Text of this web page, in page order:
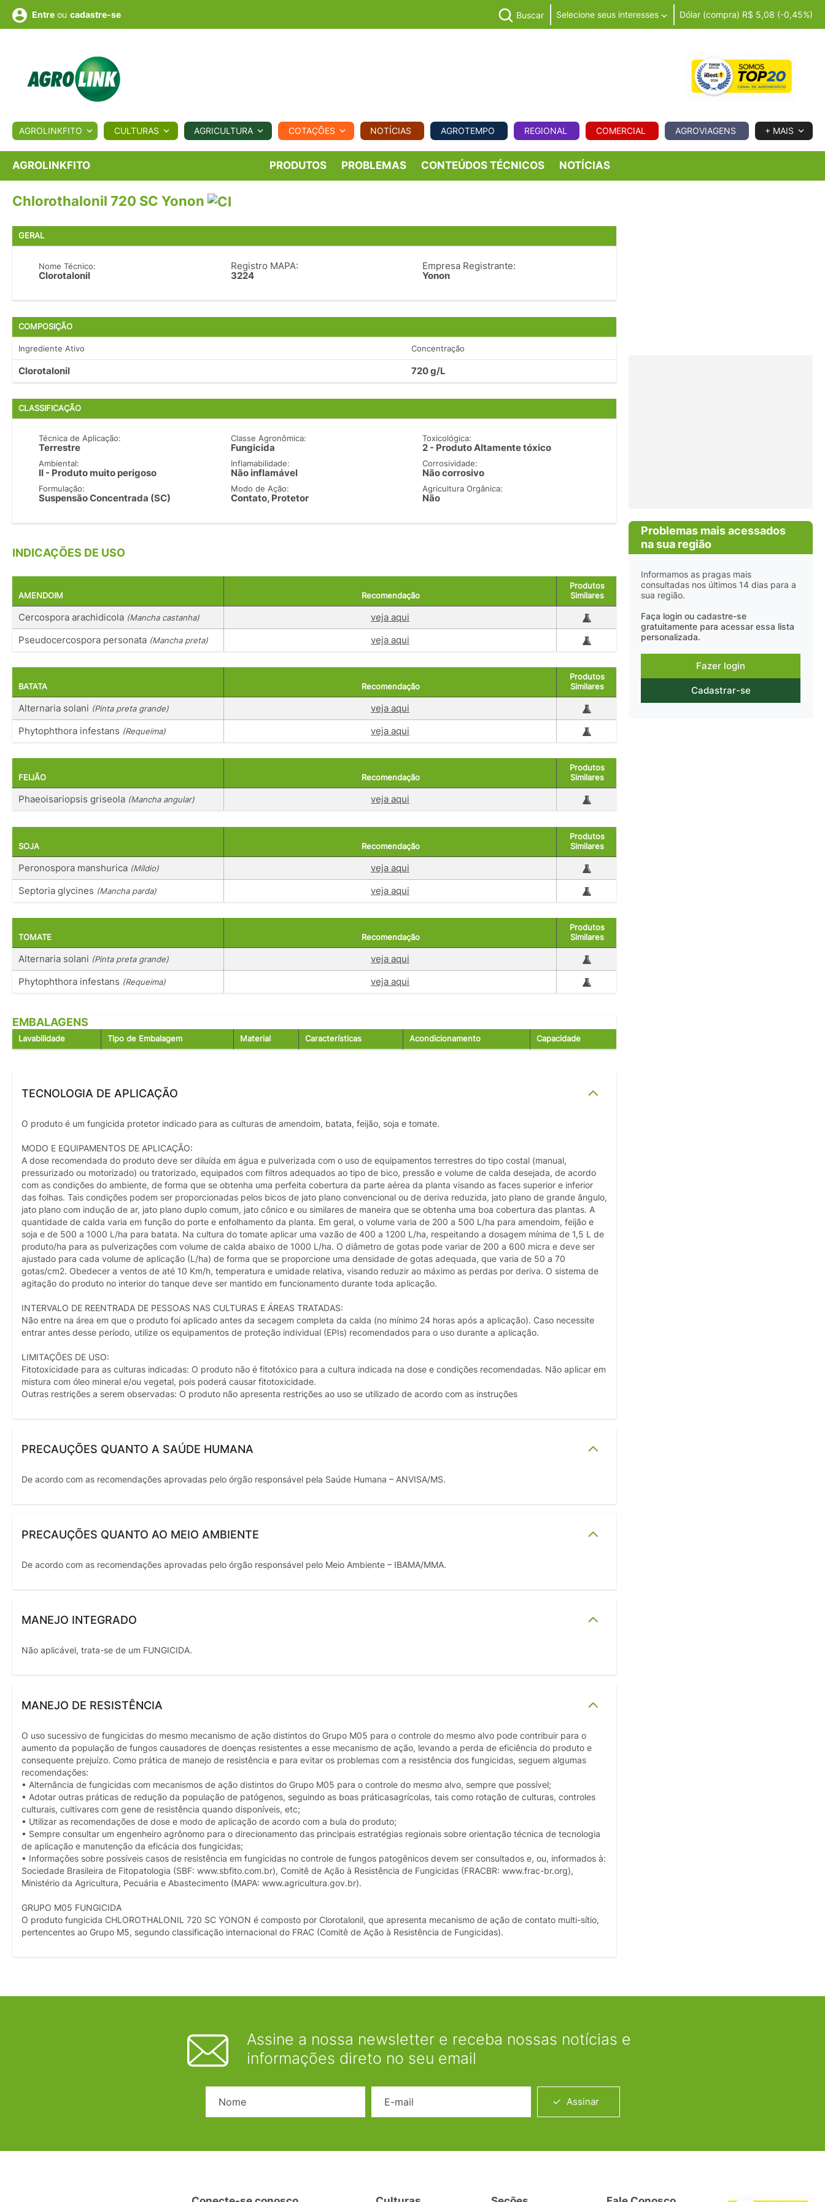
BIOLÓGICOS COTAÇÕES NOTÍCIAS AGROTEMPO REGIONAL COMERCIAL AGROVIAGENS PECUÁRIA
Conversor Colunistas Eventos
Fotos
e
Entre ou cadastre-se Buscar Selecione seus interesses Dólar (compra) R$ 5,08 (-0,45%)
AGROLINKFITO CULTURAS AGRICULTURA COTAÇÕES NOTÍCIAS AGROTEMPO REGIONAL COMERCIAL AGROVIAGENS + MAIS
AGROLINKFITO PRODUTOS PROBLEMAS CONTEÚDOS TÉCNICOS NOTÍCIAS
Chlorothalonil 720 SC Yonon
GERAL
Nome Técnico:
Clorotalonil
Registro MAPA:
3224
Empresa Registrante:
Yonon
COMPOSIÇÃO
Ingrediente Ativo Concentração
Clorotalonil 720 g/L
CLASSIFICAÇÃO
Técnica de Aplicação:
Terrestre
Classe Agronômica:
Fungicida
Toxicológica:
2 - Produto Altamente tóxico
Ambiental:
II - Produto muito perigoso
Inflamabilidade:
Não inflamável
Corrosividade:
Não corrosivo
Formulação:
Suspensão Concentrada (SC)
Modo de Ação:
Contato, Protetor
Agricultura Orgânica:
Não
INDICAÇÕES DE USO
AMENDOIM Recomendação
Produtos
Similares
Cercospora arachidicola (Mancha castanha)
veja aqui
Pseudocercospora personata (Mancha preta) veja aqui
BATATA Recomendação
Produtos
Similares
Alternaria solani (Pinta preta grande)
veja aqui
Phytophthora infestans (Requeima) veja aqui
FEIJÃO Recomendação
Produtos
Similares
Phaeoisariopsis griseola (Mancha angular) veja aqui
SOJA Recomendação
Produtos
Similares
Peronospora manshurica (Míldio)
veja aqui
Septoria glycines (Mancha parda) veja aqui
TOMATE Recomendação
Produtos
Similares
Alternaria solani (Pinta preta grande)
veja aqui
Phytophthora infestans (Requeima) veja aqui
EMBALAGENS
Lavabilidade Tipo de Embalagem Material Características Acondicionamento Capacidade
TECNOLOGIA DE APLICAÇÃO
O produto é um fungicida protetor indicado para as culturas de amendoim, batata, feijão, soja e tomate.
MODO E EQUIPAMENTOS DE APLICAÇÃO:
A dose recomendada do produto deve ser diluída em água e pulverizada com o uso de equipamentos terrestres do tipo costal (manual,
pressurizado ou motorizado) ou tratorizado, equipados com filtros adequados ao tipo de bico, pressão e volume de calda desejada, de acordo
com as condições do ambiente, de forma que se obtenha uma perfeita cobertura da parte aérea da planta visando as faces superior e inferior
das folhas. Tais condições podem ser proporcionadas pelos bicos de jato plano convencional ou de deriva reduzida, jato plano de grande ângulo,
jato plano com indução de ar, jato plano duplo comum, jato cônico e ou similares de maneira que se obtenha uma boa cobertura das plantas. A
quantidade de calda varia em função do porte e enfolhamento da planta. Em geral, o volume varia de 200 a 500 L/ha para amendoim, feijão e
soja e de 500 a 1000 L/ha para batata. Na cultura do tomate aplicar uma vazão de 400 a 1200 L/ha, respeitando a dosagem mínima de 1,5 L de
produto/ha para as pulverizações com volume de calda abaixo de 1000 L/ha. O diâmetro de gotas pode variar de 200 a 600 micra e deve ser
ajustado para cada volume de aplicação (L/ha) de forma que se proporcione uma densidade de gotas adequada, que varia de 50 a 70
gotas/cm2. Obedecer a ventos de até 10 Km/h, temperatura e umidade relativa, visando reduzir ao máximo as perdas por deriva. O sistema de
agitação do produto no interior do tanque deve ser mantido em funcionamento durante toda aplicação.
INTERVALO DE REENTRADA DE PESSOAS NAS CULTURAS E ÁREAS TRATADAS:
Não entre na área em que o produto foi aplicado antes da secagem completa da calda (no mínimo 24 horas após a aplicação). Caso necessite
entrar antes desse período, utilize os equipamentos de proteção individual (EPIs) recomendados para o uso durante a aplicação.
LIMITAÇÕES DE USO:
Fitotoxicidade para as culturas indicadas: O produto não é fitotóxico para a cultura indicada na dose e condições recomendadas. Não aplicar em
mistura com óleo mineral e/ou vegetal, pois poderá causar fitotoxicidade.
Outras restrições a serem observadas: O produto não apresenta restrições ao uso se utilizado de acordo com as instruções
PRECAUÇÕES QUANTO A SAÚDE HUMANA
De acordo com as recomendações aprovadas pelo órgão responsável pela Saúde Humana – ANVISA/MS.
PRECAUÇÕES QUANTO AO MEIO AMBIENTE
De acordo com as recomendações aprovadas pelo órgão responsável pelo Meio Ambiente – IBAMA/MMA.
MANEJO INTEGRADO
Não aplicável, trata-se de um FUNGICIDA.
MANEJO DE RESISTÊNCIA
O uso sucessivo de fungicidas do mesmo mecanismo de ação distintos do Grupo M05 para o controle do mesmo alvo pode contribuir para o
aumento da população de fungos causadores de doenças resistentes a esse mecanismo de ação, levando a perda de eficiência do produto e
consequente prejuízo. Como prática de manejo de resistência e para evitar os problemas com a resistência dos fungicidas, seguem algumas
recomendações:
• Alternância de fungicidas com mecanismos de ação distintos do Grupo M05 para o controle do mesmo alvo, sempre que possível;
• Adotar outras práticas de redução da população de patógenos, seguindo as boas práticasagrícolas, tais como rotação de culturas, controles
culturais, cultivares com gene de resistência quando disponíveis, etc;
• Utilizar as recomendações de dose e modo de aplicação de acordo com a bula do produto;
• Sempre consultar um engenheiro agrônomo para o direcionamento das principais estratégias regionais sobre orientação técnica de tecnologia
de aplicação e manutenção da eficácia dos fungicidas;
• Informações sobre possíveis casos de resistência em fungicidas no controle de fungos patogênicos devem ser consultados e, ou, informados à:
Sociedade Brasileira de Fitopatologia (SBF: www.sbfito.com.br), Comitê de Ação à Resistência de Fungicidas (FRACBR: www.frac-br.org),
Ministério da Agricultura, Pecuária e Abastecimento (MAPA: www.agricultura.gov.br).
GRUPO M05 FUNGICIDA
O produto fungicida CHLOROTHALONIL 720 SC YONON é composto por Clorotalonil, que apresenta mecanismo de ação de contato multi-sítio,
pertencentes ao Grupo M5, segundo classificação internacional do FRAC (Comitê de Ação à Resistência de Fungicidas).
Problemas mais acessados
na sua região
Informamos as pragas mais
consultadas nos últimos 14 dias para a
sua região.
Faça login ou cadastre-se
gratuitamente para acessar essa lista
personalizada.
Fazer login
Cadastrar-se
Assine a nossa newsletter e receba nossas notícias e
informações direto no seu email
Assinar